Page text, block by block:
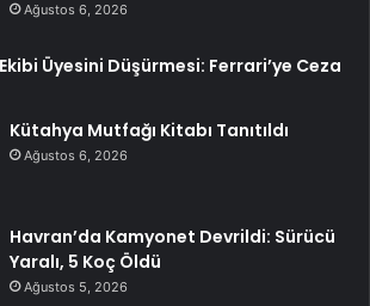
Ağustos 6, 2026
Üyesini Düşürmesi: Ferrari’ye Ceza
Kütahya Mutfağı Kitabı Tanıtıldı
Ağustos 6, 2026
Havran’da Kamyonet Devrildi: Sürücü
Yaralı, 5 Koç Öldü
Ağustos 5, 2026